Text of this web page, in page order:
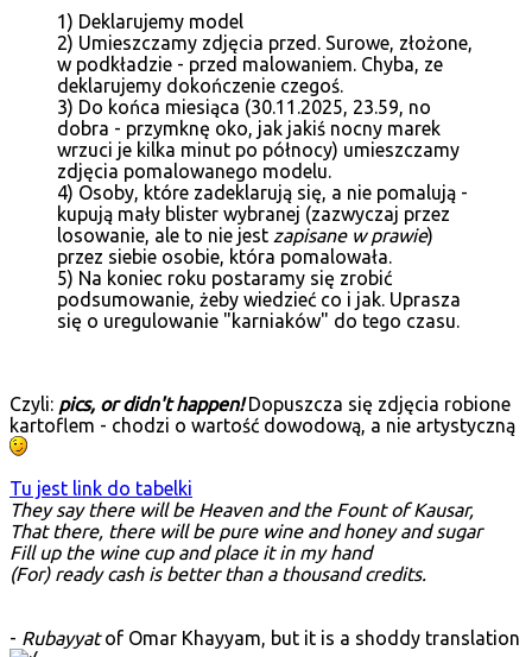
1) Deklarujemy model
2) Umieszczamy zdjęcia przed. Surowe, złożone,
w podkładzie - przed malowaniem. Chyba, ze
deklarujemy dokończenie czegoś.
3) Do końca miesiąca (30.11.2025, 23.59, no
dobra - przymknę oko, jak jakiś nocny marek
wrzuci je kilka minut po północy) umieszczamy
zdjęcia pomalowanego modelu.
4) Osoby, które zadeklarują się, a nie pomalują -
kupują mały blister wybranej (zazwyczaj przez
losowanie, ale to nie jest zapisane w prawie)
przez siebie osobie, która pomalowała.
5) Na koniec roku postaramy się zrobić
podsumowanie, żeby wiedzieć co i jak. Uprasza
się o uregulowanie "karniaków" do tego czasu.
Czyli: pics, or didn't happen!Dopuszcza się zdjęcia robione
kartoflem - chodzi o wartość dowodową, a nie artystyczną
Tu jest link do tabelki
They say there will be Heaven and the Fount of Kausar,
That there, there will be pure wine and honey and sugar
Fill up the wine cup and place it in my hand
(For) ready cash is better than a thousand credits.
- Rubayyatof Omar Khayyam, but it is a shoddy translation